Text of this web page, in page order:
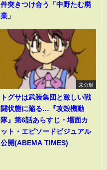
件突きつけ合う「中野たむ廃
業」
未分類
トグサは武装集団と激しい戦
闘状態に陥る…『攻殻機動
隊』第6話あらすじ・場面カ
ット・エピソードビジュアル
公開(ABEMA TIMES)